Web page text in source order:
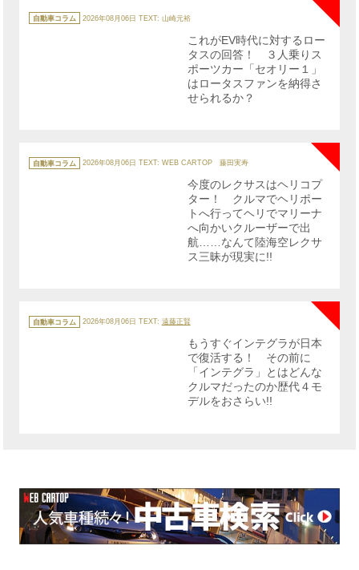
テ
ゴ
自動車コラム 2026年08月06日 TEXT: 山崎元裕
これがEV時代に対するロー
タスの回答！ ３人乗りス
ポーツカー「セオリー１」
はロータスファンを納得さ
せられるか？
テ
ゴ
自動車コラム 2026年08月06日 TEXT: WEB CARTOP 藤田実寿
今度のレクサスはヘリコプ
ター！ クルマでヘリポー
トへ行ってヘリでマリーナ
へ向かいクルーザーで出
航……なんて陸海空レクサ
ス三昧が現実に!!
テ
ゴ
自動車コラム 2026年08月06日 TEXT: 遠藤正賢
もうすぐインテグラが日本
で復活する！ その前に
「インテグラ」とはどんな
クルマだったのか歴代４モ
デルをおさらい!!